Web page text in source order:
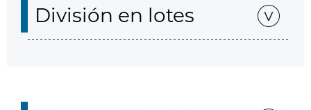
División en lotes